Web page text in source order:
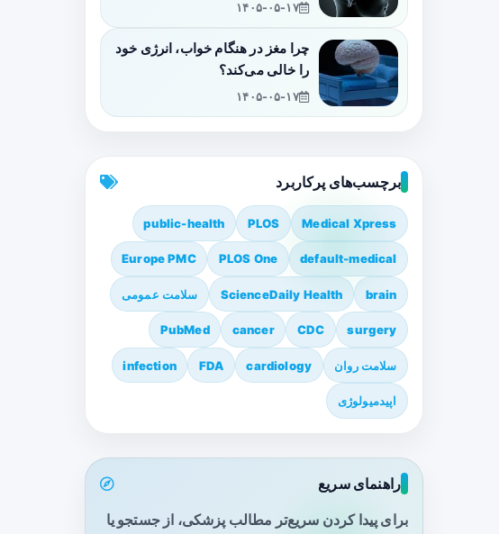
۱۴۰۵-۰۵-۱۷
چرا مغز در هنگام خواب، انرژی خود
را خالی می‌کند؟
۱۴۰۵-۰۵-۱۷
برچسب‌های پرکاربرد
Medical Xpress
PLOS
public-health
default-medical
PLOS One
Europe PMC
brain
ScienceDaily Health سلامت عمومی
surgery
CDC
cancer
PubMed
سلامت روان cardiology
FDA
infection
اپیدمیولوژی
راهنمای سریع
برای پیدا کردن سریع‌تر مطالب پزشکی، از جستجو یا